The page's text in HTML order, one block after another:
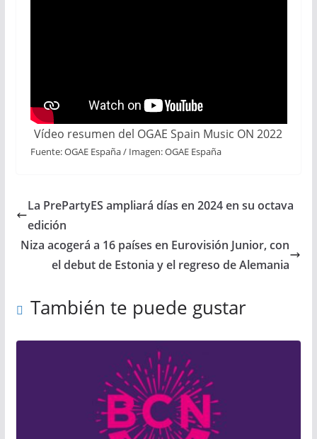
Vídeo resumen del OGAE Spain Music ON 2022
Fuente: OGAE España / Imagen: OGAE España
La PrePartyES ampliará días en 2024 en su octava
edición
Niza acogerá a 16 países en Eurovisión Junior, con
el debut de Estonia y el regreso de Alemania
También te puede gustar